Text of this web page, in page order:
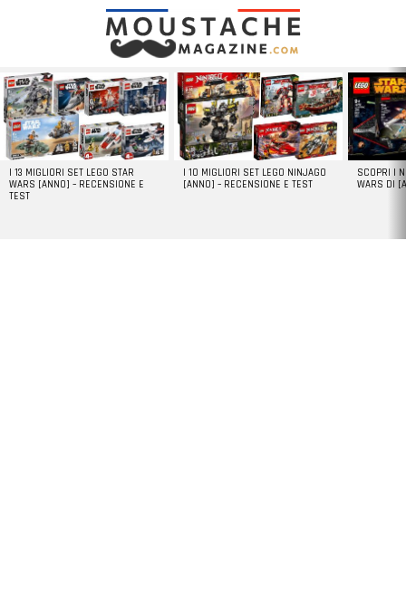
LATEST
STORIES
I 13 MIGLIORI SET LEGO STAR
WARS [ANNO] – RECENSIONE E
TEST
I 10 MIGLIORI SET LEGO NINJAGO
[ANNO] – RECENSIONE E TEST
SCOPRI I
WARS DI